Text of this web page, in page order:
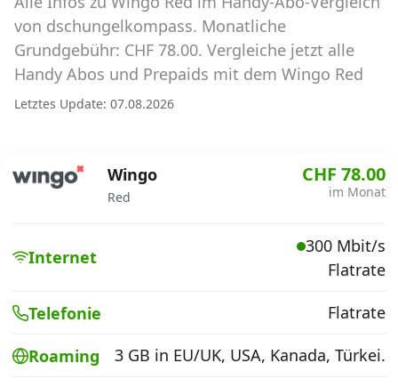
Abos für Tablets, Hotspots und Smart
Watches
Tarifrechner Handy-Abo
Der gute alte Tarifrechner im neuen Design
Alle Anbieter
Handy-Abo-Aktionen
Handy-Abo kündigen oder
wechseln
von dschungelkompass. Monatliche
Grundgebühr: CHF 78.00. Vergleiche jetzt alle
Handy Abos und Prepaids mit dem Wingo Red
Letztes Update: 07.08.2026
Wingo
Red
CHF 78.00
im Monat
Internet
300 Mbit/s
Flatrate
Telefonie Flatrate
Roaming 3 GB in EU/UK, USA, Kanada, Türkei.